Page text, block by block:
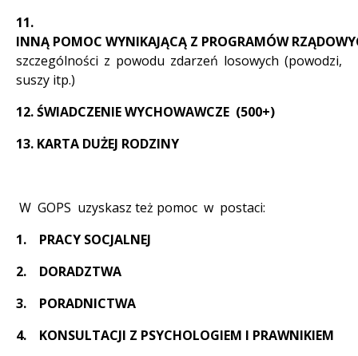
11.
INNĄ POMOC WYNIKAJĄCĄ Z PROGRAMÓW
szczególności z powodu zdarzeń losowych (powodzi,
suszy itp.)
12. ŚWIADCZENIE WYCHOWAWCZE (500+)
13. KARTA DUŻEJ RODZINY
W GOPS uzyskasz też pomoc w postaci:
1.
PRACY SOCJALNEJ
2.
DORADZTWA
3.
PORADNICTWA
4. KONSULTACJI Z PSYCHOLOGIEM I PRAWNIKIEM